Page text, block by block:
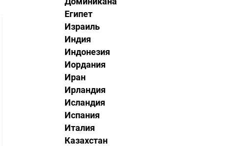
Египет
Израиль
Индия
Индонезия
Иордания
Иран
Ирландия
Исландия
Испания
Италия
Казахстан